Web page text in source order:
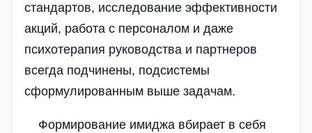
стандартов, исследование эффективности
акций, работа с персоналом и даже
психотерапия руководства и партнеров
всегда подчинены, подсистемы
сформулированным выше задачам.
Формирование имиджа вбирает в себя